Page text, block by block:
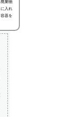
棄物
入れ
器を